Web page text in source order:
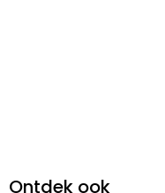
Ontdek ook